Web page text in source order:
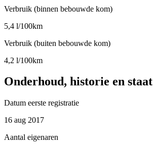
Verbruik (binnen bebouwde kom)
5,4 l/100km
Verbruik (buiten bebouwde kom)
4,2 l/100km
Onderhoud, historie en staat
Datum eerste registratie
16 aug 2017
Aantal eigenaren